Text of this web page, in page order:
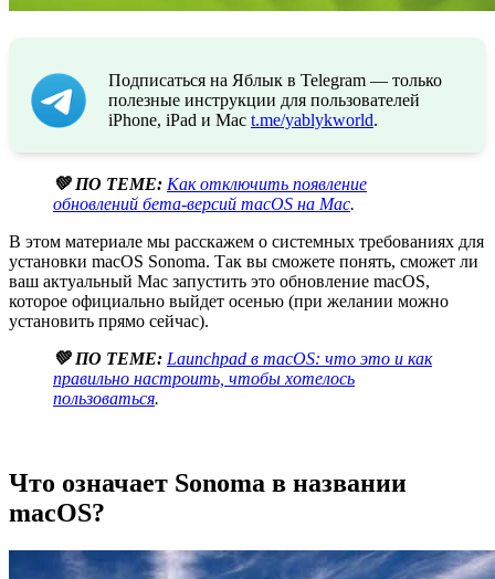
Подписаться на Яблык в Telegram — только
полезные инструкции для пользователей
iPhone, iPad и Mac t.me/yablykworld.
💚 ПО ТЕМЕ: Как отключить появление
обновлений бета-версий macOS на Mac.
В этом материале мы расскажем о системных требованиях для
установки macOS Sonoma. Так вы сможете понять, сможет ли
ваш актуальный Mac запустить это обновление macOS,
которое официально выйдет осенью (при желании можно
установить прямо сейчас).
💚 ПО ТЕМЕ: Launchpad в macOS: что это и как
правильно настроить, чтобы хотелось
пользоваться.
Что означает Sonoma в названии
macOS?